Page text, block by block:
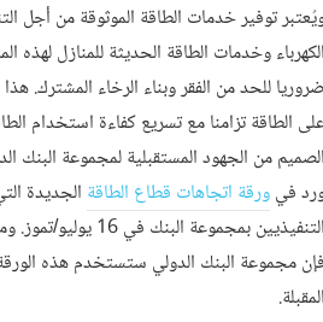
توفير خدمات الطاقة الموثوقة من أجل
وخدمات الطاقة الحديثة للمنازل لهذه
للحد من الفقر وبناء الرخاء المشترك.
الطاقة تزامنا مع تسريع كفاءة استخدام
من الجهود المستقبلية لمجموعة البنك
فيورقة اتجاهات قطاع الطاقة الجديدة
التنفيذيين بمجموعة
مجموعة البنك الدولي ستستخدم هذه الورقة